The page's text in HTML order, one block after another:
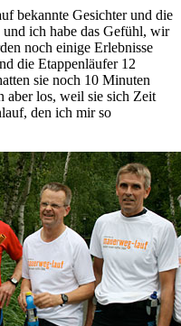
bekannte Gesichter und die
ich habe das Gefühl, wir
noch einige Erlebnisse
die Etappenläufer 12
sie noch 10 Minuten
aber los, weil sie sich Zeit
den ich mir so